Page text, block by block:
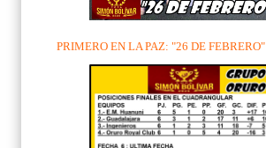
PRIMERO EN LA PAZ: "26 DE FEBRERO"